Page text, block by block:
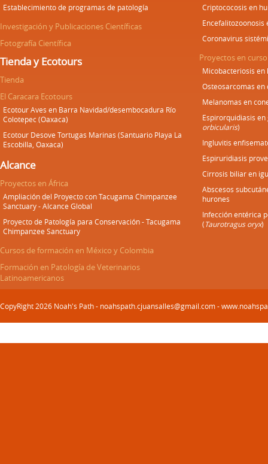
Establecimiento de programas de patología
Investigación y Publicaciones Científicas
Fotografía Científica
Tienda y Ecotours
Tienda
El Caracara Ecotours
Ecotour Aves en Barra Navidad/desembocadura Río
Colotepec (Oaxaca)
Ecotour Desove Tortugas Marinas (Santuario Playa La
Escobilla, Oaxaca)
Alcance
Proyectos en África
Ampliación del Proyecto con Tacugama Chimpanzee
Sanctuary - Alcance Global
Proyecto de Patología para Conservación - Tacugama
Chimpanzee Sanctuary
Cursos de formación en México y Colombia
Formación en Patología de Veterinarios
Latinoamericanos
Criptococosis en
Coronavirus
Proyectos en curso
Micobacteriosis en
Osteosarcomas en
Melanomas en
Espirorquidiasis
orbicularis)
Ingluvitis
Espiruridiasis
Cirrosis biliar en
Abscesos
hurones
Infección entérica
(Taurotragus oryx)
CopyRight 2026 Noah's Path - noahspath.cjuansalles@gmail.com -